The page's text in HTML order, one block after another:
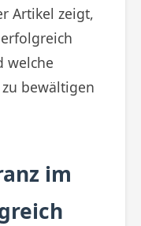
Artikel zeigt,
welche
bewältigen
im